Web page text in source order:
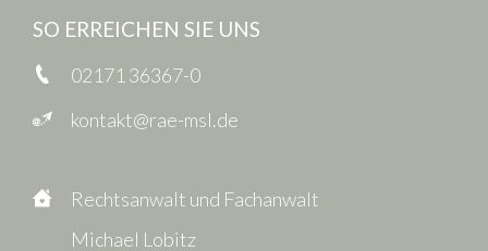
SO ERREICHEN SIE UNS
02171 36367-0
kontakt@rae-msl.de
Rechtsanwalt und Fachanwalt
Michael Lobitz